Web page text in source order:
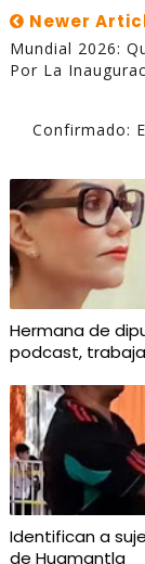
Newer
Mundial 2026:
Por La
Confirmado:
Hermana de
podcast,
Identifican a
de Huamantla